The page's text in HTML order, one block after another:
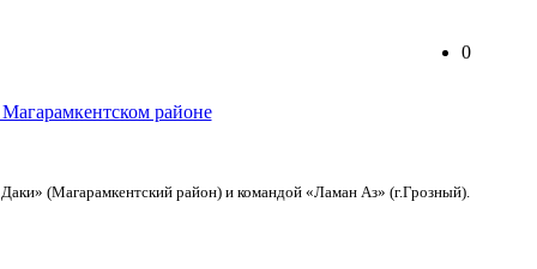
0
(Магарамкентский район) и командой «Ламан Аз» (г.Грозный).